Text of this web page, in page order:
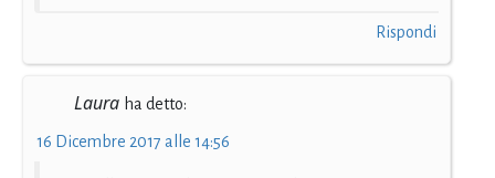
Rispondi
Laura ha detto:
16 Dicembre 2017 alle 14:56